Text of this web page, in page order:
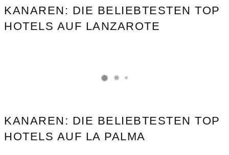
KANAREN: DIE BELIEBTESTEN TOP
HOTELS AUF LANZAROTE
KANAREN: DIE BELIEBTESTEN TOP
HOTELS AUF LA PALMA